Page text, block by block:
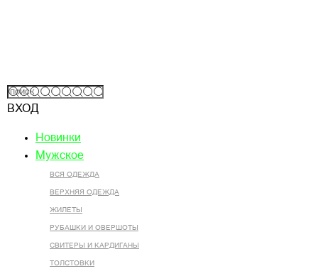
ВХОД
Новинки
Мужское
ВСЯ ОДЕЖДА
ВЕРХНЯЯ ОДЕЖДА
ЖИЛЕТЫ
РУБАШКИ И ОВЕРШОТЫ
СВИТЕРЫ И КАРДИГАНЫ
ТОЛСТОВКИ